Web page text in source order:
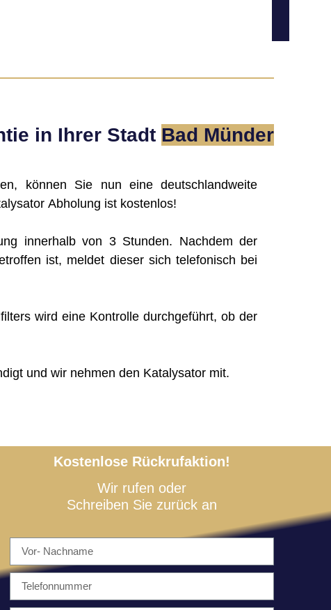
in Ihrer Stadt Bad Münder
können Sie nun eine deutschlandweite
Abholung ist kostenlos!
innerhalb von 3 Stunden. Nachdem der
ist, meldet dieser sich telefonisch bei
wird eine Kontrolle durchgeführt, ob der
und wir nehmen den Katalysator mit.
Kostenlose Rückrufaktion!
Wir rufen oder
Schreiben Sie zurück an